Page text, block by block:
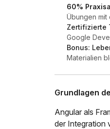
60%
Übungen mit
Zertifizierte
Google
Bonus:
Materialien
Grundlagen
Angular als
der Integration